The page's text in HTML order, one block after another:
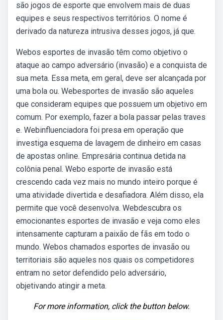
são jogos de esporte que envolvem mais de duas
equipes e seus respectivos territórios. O nome é
derivado da natureza intrusiva desses jogos, já que.
Webos esportes de invasão têm como objetivo o
ataque ao campo adversário (invasão) e a conquista de
sua meta. Essa meta, em geral, deve ser alcançada por
uma bola ou. Webesportes de invasão são aqueles
que consideram equipes que possuem um objetivo em
comum. Por exemplo, fazer a bola passar pelas traves
e. Webinfluenciadora foi presa em operação que
investiga esquema de lavagem de dinheiro em casas
de apostas online. Empresária continua detida na
colônia penal. Webo esporte de invasão está
crescendo cada vez mais no mundo inteiro porque é
uma atividade divertida e desafiadora. Além disso, ela
permite que você desenvolva. Webdescubra os
emocionantes esportes de invasão e veja como eles
intensamente capturam a paixão de fãs em todo o
mundo. Webos chamados esportes de invasão ou
territoriais são aqueles nos quais os competidores
entram no setor defendido pelo adversário,
objetivando atingir a meta.
For more information, click the button below.